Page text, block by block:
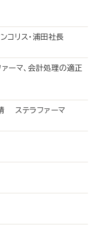
リス・浦田社長
ーマ、会計処理の適正
ステラファーマ